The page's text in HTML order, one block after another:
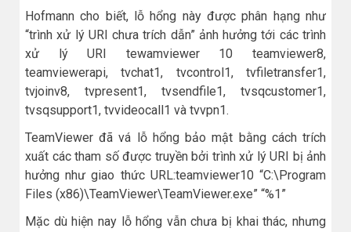
Hofmann cho biết, lỗ hổng này được phân hạng như
“trình xử lý URI chưa trích dẫn” ảnh hưởng tới các trình
xử lý URI tewamviewer 10 teamviewer8,
teamviewerapi, tvchat1, tvcontrol1, tvfiletransfer1,
tvjoinv8, tvpresent1, tvsendfile1, tvsqcustomer1,
tvsqsupport1, tvvideocall1 và tvvpn1.
TeamViewer đã vá lỗ hổng bảo mật bằng cách trích
xuất các tham số được truyền bởi trình xử lý URI bị ảnh
hưởng như giao thức URL:teamviewer10 “C:\Program
Files (x86)\TeamViewer\TeamViewer.exe” “%1”
Mặc dù hiện nay lỗ hổng vẫn chưa bị khai thác, nhưng